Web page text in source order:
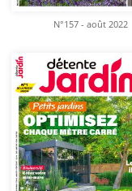
N°157 - août 2022